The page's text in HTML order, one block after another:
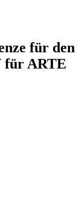
für den
für ARTE